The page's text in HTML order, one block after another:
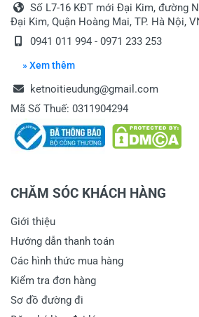
Số L7-16 KĐT mới Đại Kim, đường
Đại Kim, Quận Hoàng Mai, TP. Hà Nội,
0941 011 994 - 0971 233 253
» Xem thêm
ketnoitieudung@gmail.com
Mã Số Thuế: 0311904294
CHĂM SÓC KHÁCH HÀNG
Giới thiệu
Hướng dẫn thanh toán
Các hình thức mua hàng
Kiểm tra đơn hàng
Sơ đồ đường đi